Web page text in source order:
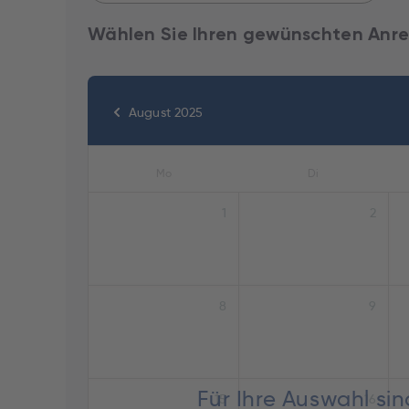
Wählen Sie Ihren gewünschten
August 2025
Für Ihre Auswahl
15